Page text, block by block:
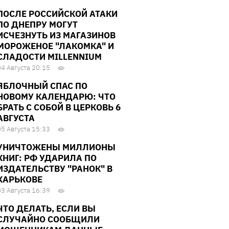
РОССИЙСКОЙ АТАКИ
ДНЕПРУ МОГУТ
ИЗ МАГАЗИНОВ
"ЛАКОМКА" И
MILLENNIUM
Августа 20:15
СПАС ПО
КАЛЕНДАРЮ: ЧТО
С СОБОЙ В ЦЕРКОВЬ 6
Августа 15:33
МИЛЛИОНЫ
РФ УДАРИЛА ПО
"РАНОК" В
Августа 16:39
ДЕЛАТЬ, ЕСЛИ ВЫ
СООБЩИЛИ